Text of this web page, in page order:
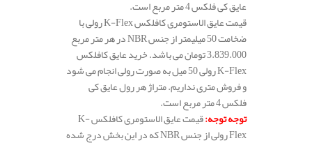
عایق کی فلکس 4 متر مربع است.
قیمت عایق الاستومری کافلکس K-Flex رولی با
ضخامت 50 میلیمتر از جنس NBR در هر متر مربع
3.839.000 تومان می باشد. خرید عایق کافلکس
K-Flex رولی 50 میل به صورت رولی انجام می شود
و فروش متری نداریم. متراژ هر رول عایق کی
فلکس 4 متر مربع است.
توجه توجه:
قیمت عایق الاستومری کافلکس K-
Flex رولی از جنس NBR که در این بخش درج شده